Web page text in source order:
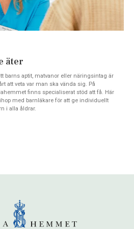
äter
barns aptit, matvanor eller näringsintag är
att veta var man ska vända sig. På
finns specialiserat stöd att få. Här
med barnläkare för att ge individuellt
i alla åldrar.